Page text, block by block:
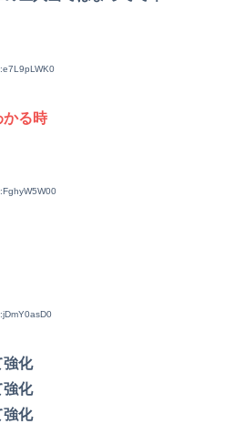
かる時
化
化
化